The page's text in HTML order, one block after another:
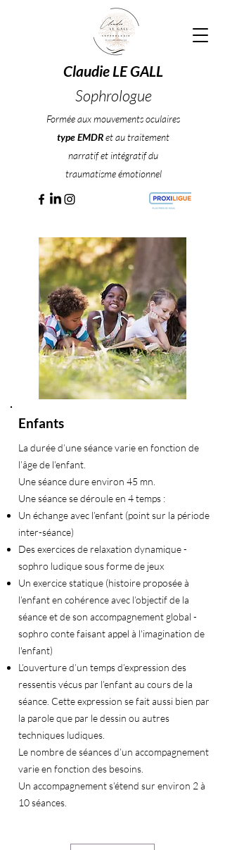
Claudie LE GALL
Sophrologue
Formée aux mouvements oculaires
type EMDRet au traitement
narratif et intégratif du
traumatisme émotionnel
Enfants
La durée d’une séance varie en fonction de
l’âge de l’enfant.
Une séance dure environ 45 mn.
Une séance se déroule en 4 temps :
Un échange avec l’enfant (point sur la période
inter-séance)
Des exercices de relaxation dynamique -
sophro ludique sous forme de jeux
Un exercice statique (histoire proposée à
l’enfant en cohérence avec l’objectif de la
séance et de son accompagnement global -
sophro conte faisant appel à l'imagination de
l'enfant)
L’ouverture d’un temps d’expression des
ressentis vécus par l’enfant au cours de la
séance. Cette expression se fait aussi bien par
la parole que par le dessin ou autres
techniques ludiques.
Le nombre de séances d’un accompagnement
varie en fonction des besoins.
Un accompagnement s’étend sur environ 2 à
10 séances.